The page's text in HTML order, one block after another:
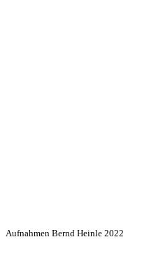
Aufnahmen Bernd Heinle 2022